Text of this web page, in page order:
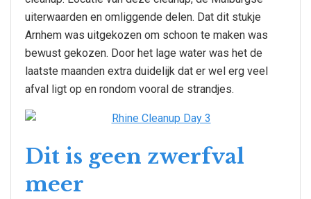
uiterwaarden en omliggende delen. Dat dit stukje
Arnhem was uitgekozen om schoon te maken was
bewust gekozen. Door het lage water was het de
laatste maanden extra duidelijk dat er wel erg veel
afval ligt op en rondom vooral de strandjes.
Dit is geen zwerfval
meer